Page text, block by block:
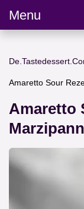
Menu
Amaretto Sour
Amaretto